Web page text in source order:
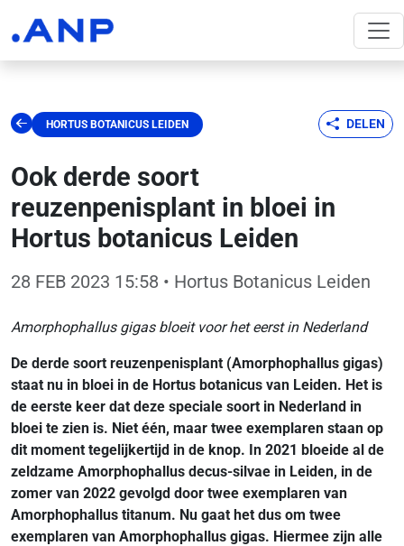
HORTUS BOTANICUS LEIDEN DELEN
Ook derde soort
reuzenpenisplant in bloei in
Hortus botanicus Leiden
28 FEB 2023 15:58 • Hortus Botanicus Leiden
Amorphophallus gigas bloeit voor het eerst in Nederland
De derde soort reuzenpenisplant (Amorphophallus gigas)
staat nu in bloei in de Hortus botanicus van Leiden. Het is
de eerste keer dat deze speciale soort in Nederland in
bloei te zien is. Niet één, maar twee exemplaren staan op
dit moment tegelijkertijd in de knop. In 2021 bloeide al de
zeldzame Amorphophallus decus-silvae in Leiden, in de
zomer van 2022 gevolgd door twee exemplaren van
Amorphophallus titanum. Nu gaat het dus om twee
exemplaren van Amorphophallus gigas. Hiermee zijn alle